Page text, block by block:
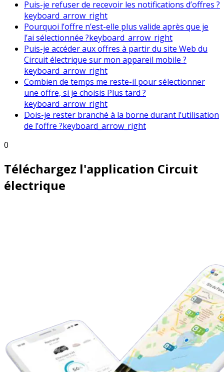
Puis-je refuser de recevoir les notifications d’offres ?
keyboard_arrow_right
Pourquoi l’offre n’est-elle plus valide après que je
l’ai sélectionnée ?keyboard_arrow_right
Puis-je accéder aux offres à partir du site Web du
Circuit électrique sur mon appareil mobile ?
keyboard_arrow_right
Combien de temps me reste-il pour sélectionner
une offre, si je choisis Plus tard ?
keyboard_arrow_right
Dois-je rester branché à la borne durant l’utilisation
de l’offre ?keyboard_arrow_right
0
Téléchargez l'application Circuit
électrique